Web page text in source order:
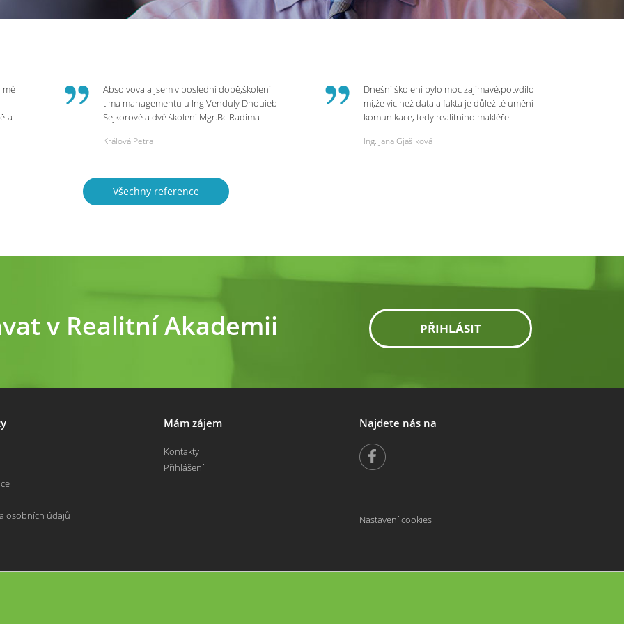
mě
Absolvovala jsem v poslední době,školení
tima managementu u Ing.Venduly Dhouieb
Sejkorové a dvě školení Mgr.Bc Radima
doporučit,neboť mi změnily pohled na
Králová Petra
Dnešní školení bylo moc zajímavé,potvdilo
mi,že víc než data a fakta je důležité umění
komunikace, tedy realitního makléře.
rozhovor či náběr u klienta. Výsledkem je
Ing. Jana Gjašiková
Všechny reference
PŘIHLÁSIT
v Realitní Akademii
osobních údajů
Mám zájem
Kontakty
Přihlášení
Najdete nás na
Nastavení cookies